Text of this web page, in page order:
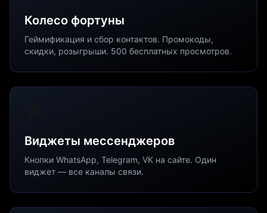
Колесо фортуны
Геймификация и сбор контактов. Промокоды,
скидки, розыгрыши. 500 бесплатных просмотров.
Виджеты мессенджеров
Кнопки WhatsApp, Telegram, VK на сайте. Один
виджет — все каналы связи.